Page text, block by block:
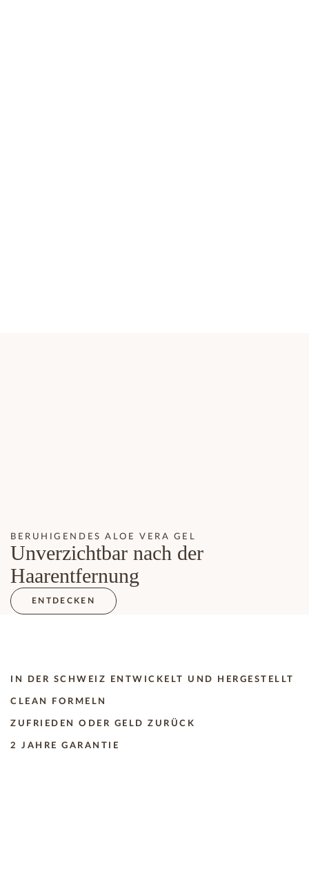
BERUHIGENDES ALOE VERA GEL
Unverzichtbar nach der
Haarentfernung
ENTDECKEN
IN DER SCHWEIZ ENTWICKELT UND HERGESTELLT
CLEAN FORMELN
ZUFRIEDEN ODER GELD ZURÜCK
2 JAHRE GARANTIE